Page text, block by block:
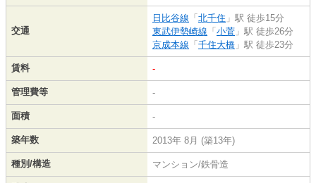
交通
日比谷線 「北千住 」駅 徒歩15分
東武伊勢崎線 「小菅 」駅 徒歩26分
京成本線 「千住大橋 」駅 徒歩23分
賃料 -
管理費等 -
面積 -
築年数 2013年 8月 (築13年)
種別/構造 マンション/鉄骨造